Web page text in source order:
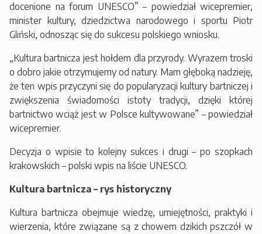
docenione na forum UNESCO” – powiedział wicepremier,
minister kultury, dziedzictwa narodowego i sportu Piotr
Gliński, odnosząc się do sukcesu polskiego wniosku.
„Kultura bartnicza jest hołdem dla przyrody. Wyrazem troski
o dobro jakie otrzymujemy od natury. Mam głęboką nadzieję,
że ten wpis przyczyni się do popularyzacji kultury bartniczej i
zwiększenia świadomości istoty tradycji, dzięki której
bartnictwo wciąż jest w Polsce kultywowane” – powiedział
wicepremier.
Decyzja o wpisie to kolejny sukces i drugi – po szopkach
krakowskich – polski wpis na liście UNESCO.
Kultura bartnicza – rys historyczny
Kultura bartnicza obejmuje wiedzę, umiejętności, praktyki i
wierzenia, które związane są z chowem dzikich pszczół w